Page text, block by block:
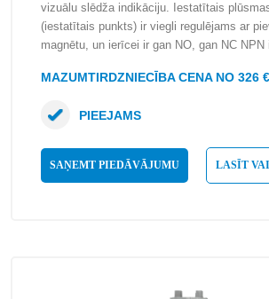
vizuālu slēdža indikāciju. Iestatītais
(iestatītais punkts) ir viegli regulējams ar
magnētu, un ierīcei ir gan NO, gan NC NPN
MAZUMTIRDZNIECĪBA CENA NO 326 €
SAŅEMT PIEDĀVĀJUMU LASĪT
PIEEJAMS